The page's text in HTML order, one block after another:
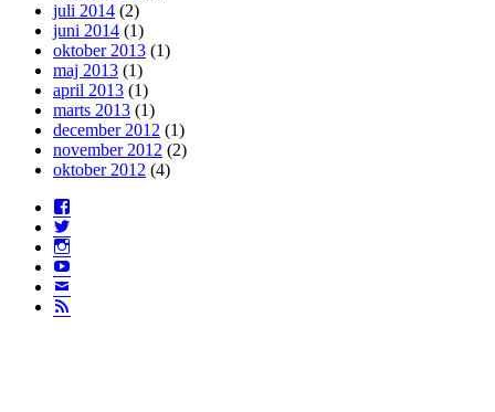
juli 2014 (2)
juni 2014 (1)
oktober 2013 (1)
maj 2013 (1)
april 2013 (1)
marts 2013 (1)
december 2012 (1)
november 2012 (2)
oktober 2012 (4)